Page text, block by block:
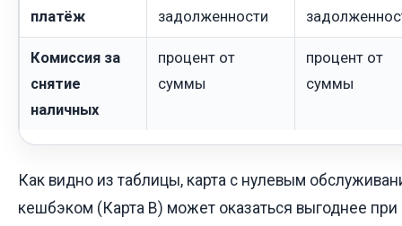
платёж
задолженности
Комиссия за
снятие
наличных
процент от
суммы
процент от
суммы
Как видно из таблицы, карта с нулевым
кешбэком (Карта В) может оказаться выгоднее при